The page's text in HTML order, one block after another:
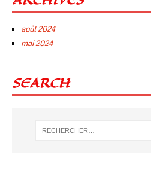
août 2024
mai 2024
SEARCH